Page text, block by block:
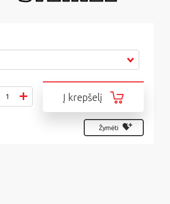
Į krepšelį
Žymėti